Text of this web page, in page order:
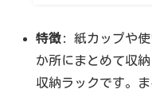
特徴: 紙カップや
か所にまとめて収
収納ラックです。